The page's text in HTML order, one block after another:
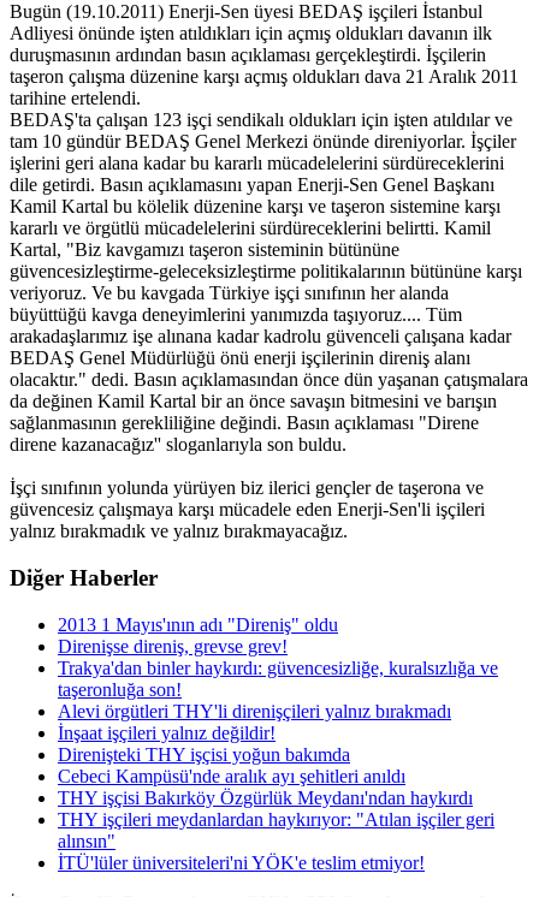
Bugün (19.10.2011) Enerji-Sen üyesi BEDAŞ işçileri İstanbul
Adliyesi önünde işten atıldıkları için açmış oldukları davanın ilk
duruşmasının ardından basın açıklaması gerçekleştirdi. İşçilerin
taşeron çalışma düzenine karşı açmış oldukları dava 21 Aralık 2011
tarihine ertelendi.
BEDAŞ'ta çalışan 123 işçi sendikalı oldukları için işten atıldılar ve
tam 10 gündür BEDAŞ Genel Merkezi önünde direniyorlar. İşçiler
işlerini geri alana kadar bu kararlı mücadelelerini sürdüreceklerini
dile getirdi. Basın açıklamasını yapan Enerji-Sen Genel Başkanı
Kamil Kartal bu kölelik düzenine karşı ve taşeron sistemine karşı
kararlı ve örgütlü mücadelelerini sürdüreceklerini belirtti. Kamil
Kartal, "Biz kavgamızı taşeron sisteminin bütününe
güvencesizleştirme-geleceksizleştirme politikalarının bütününe karşı
veriyoruz. Ve bu kavgada Türkiye işçi sınıfının her alanda
büyüttüğü kavga deneyimlerini yanımızda taşıyoruz.... Tüm
arakadaşlarımız işe alınana kadar kadrolu güvenceli çalışana kadar
BEDAŞ Genel Müdürlüğü önü enerji işçilerinin direniş alanı
olacaktır." dedi. Basın açıklamasından önce dün yaşanan çatışmalara
da değinen Kamil Kartal bir an önce savaşın bitmesini ve barışın
sağlanmasının gerekliliğine değindi. Basın açıklaması "Direne
direne kazanacağız'' sloganlarıyla son buldu.
İşçi sınıfının yolunda yürüyen biz ilerici gençler de taşerona ve
güvencesiz çalışmaya karşı mücadele eden Enerji-Sen'li işçileri
yalnız bırakmadık ve yalnız bırakmayacağız.
Diğer Haberler
2013 1 Mayıs'ının adı "Direniş" oldu
Direnişse direniş, grevse grev!
Trakya'dan binler haykırdı: güvencesizliğe, kuralsızlığa ve
taşeronluğa son!
Alevi örgütleri THY'li direnişçileri yalnız bırakmadı
İnşaat işçileri yalnız değildir!
Direnişteki THY işçisi yoğun bakımda
Cebeci Kampüsü'nde aralık ayı şehitleri anıldı
THY işçisi Bakırköy Özgürlük Meydanı'ndan haykırdı
THY işçileri meydanlardan haykırıyor: "Atılan işçiler geri
alınsın"
İTÜ'lüler üniversiteleri'ni YÖK'e teslim etmiyor!